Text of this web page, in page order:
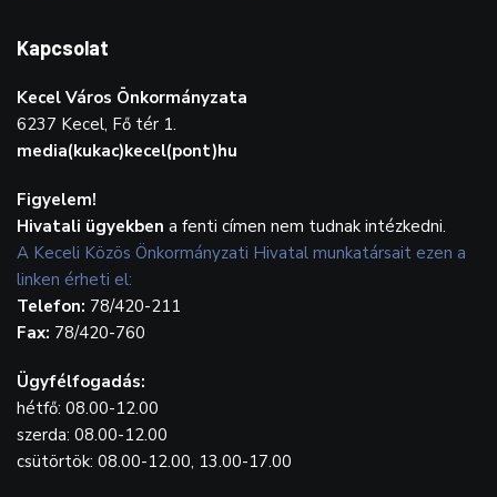
Kapcsolat
Kecel Város Önkormányzata
6237 Kecel, Fő tér 1.
media(kukac)kecel(pont)hu
Figyelem!
Hivatali ügyekben a fenti címen nem tudnak intézkedni.
A Keceli Közös Önkormányzati Hivatal munkatársait ezen a
linken érheti el:
Telefon: 78/420-211
Fax: 78/420-760
Ügyfélfogadás:
hétfő: 08.00-12.00
szerda: 08.00-12.00
csütörtök: 08.00-12.00, 13.00-17.00